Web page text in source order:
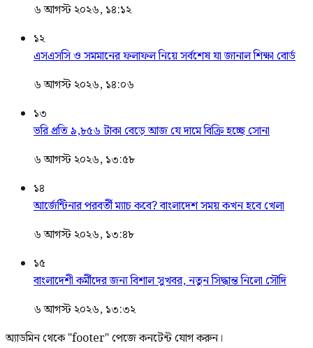
৬ আগস্ট ২০২৬, ১৪:১২
১২
এসএসসি ও সমমানের ফলাফল নিয়ে সর্বশেষ যা জানাল শিক্ষা বোর্ড
৬ আগস্ট ২০২৬, ১৪:০৬
১৩
ভরি প্রতি ৯,৮৫৬ টাকা বেড়ে আজ যে দামে বিক্রি হচ্ছে সোনা
৬ আগস্ট ২০২৬, ১৩:৫৮
১৪
আর্জেন্টিনার পরবর্তী ম্যাচ কবে? বাংলাদেশ সময় কখন হবে খেলা
৬ আগস্ট ২০২৬, ১৩:৪৮
১৫
বাংলাদেশী কর্মীদের জন্য বিশাল সুখবর, নতুন সিদ্ধান্ত নিলো সৌদি
৬ আগস্ট ২০২৬, ১৩:৩২
অ্যাডমিন থেকে "footer" পেজে কনটেন্ট যোগ করুন।